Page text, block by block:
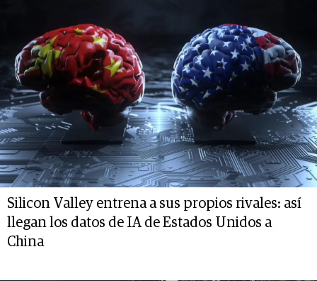
Silicon Valley entrena a sus propios rivales: así
llegan los datos de IA de Estados Unidos a
China